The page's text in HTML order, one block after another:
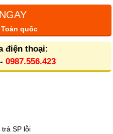
quốc
điện thoại:
0987.556.423
SP lỗi